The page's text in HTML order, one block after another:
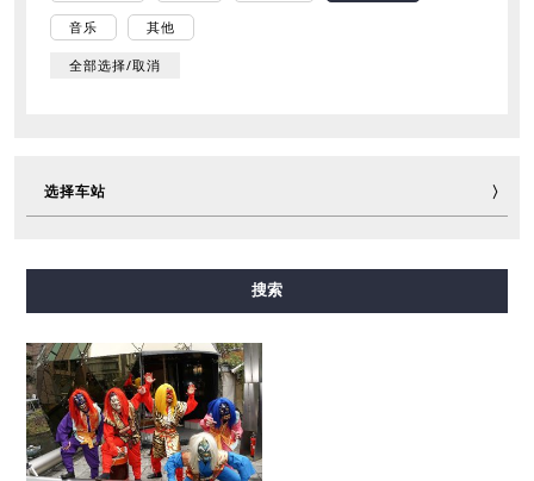
音乐 其他
全部选择/取消
选择车站
搜索